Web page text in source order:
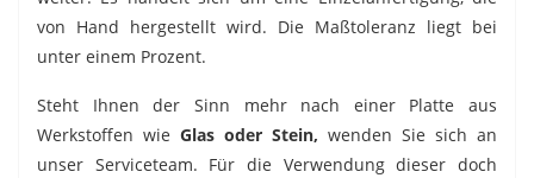
von Hand hergestellt wird. Die Maßtoleranz liegt bei
unter einem Prozent.
Steht Ihnen der Sinn mehr nach einer Platte aus
Werkstoffen wie Glas oder Stein, wenden Sie sich an
unser Serviceteam. Für die Verwendung dieser doch